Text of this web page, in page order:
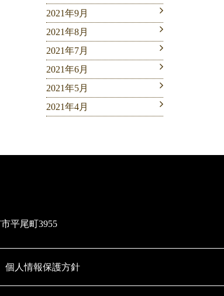
2021年9月
2021年8月
2021年7月
2021年6月
2021年5月
2021年4月
平尾町3955
個人情報保護方針